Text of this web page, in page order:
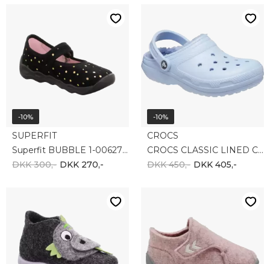
-10%
SUPERFIT
Superfit BUBBLE 1-006271-0020
DKK 300,- DKK 270,-
-10%
CROCS
CROCS CLASSIC LINED CLOG 203591-4NS
DKK 450,- DKK 405,-